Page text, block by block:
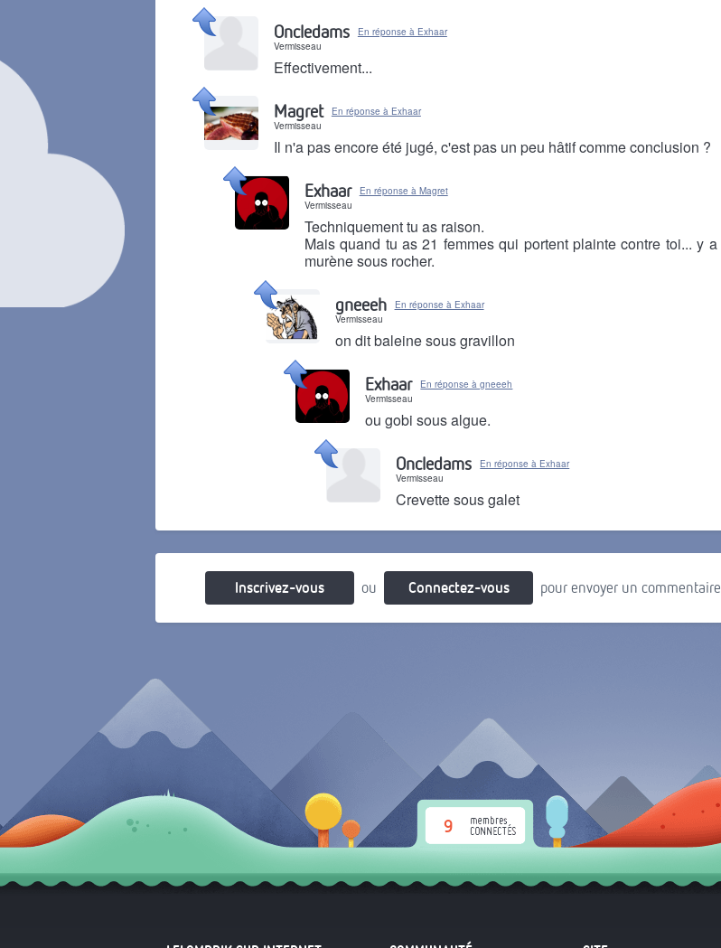
Il y a 5 ans
Oncledams
En réponse à Exhaar
Vermisseau
Effectivement...
Il y a 5 ans
Magret
En réponse à Exhaar
Vermisseau
Il n'a pas encore été jugé, c'est pas un peu hâtif comme conclusion ?
Il y a 5 ans
Exhaar
En réponse à Magret
Vermisseau
Techniquement tu as raison.
Mais quand tu as 21 femmes qui portent plainte contre toi... y a
murène sous rocher.
Il y a 5 ans
gneeeh
En réponse à Exhaar
Vermisseau
on dit baleine sous gravillon
Il y a 5 ans
Exhaar
En réponse à gneeeh
Vermisseau
ou gobi sous algue.
Il y a 5 ans
Oncledams
En réponse à Exhaar
Vermisseau
Crevette sous galet
Inscrivez-vous ou Connectez-vous pour envoyer un commentaire
9